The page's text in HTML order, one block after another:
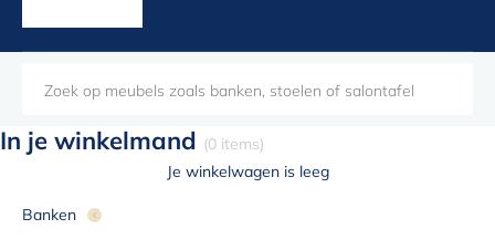
In je winkelmand (0 items)
Je winkelwagen is leeg
Banken